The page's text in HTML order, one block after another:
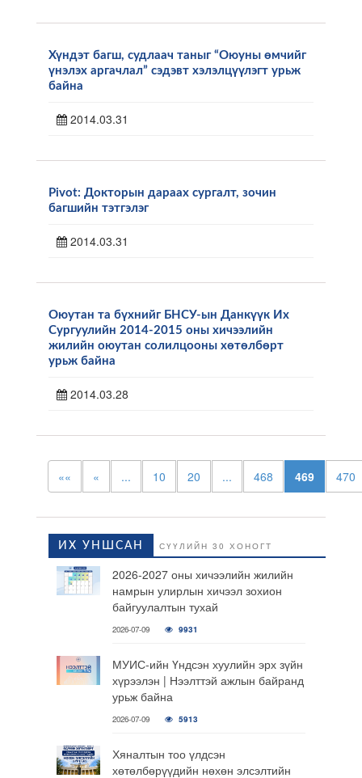
Хүндэт багш, судлаач таныг “Оюуны өмчийг
үнэлэх аргачлал” сэдэвт хэлэлцүүлэгт урьж
байна
2014.03.31
Pivot: Докторын дараах сургалт, зочин
багшийн тэтгэлэг
2014.03.31
Оюутан та бүхнийг БНСУ-ын Данкүүк Их
Сургуулийн 2014-2015 оны хичээлийн
жилийн оюутан солилцооны хөтөлбөрт
урьж байна
2014.03.28
«« « ... 10 20 ... 468 469 470
ИХ УНШСАН СҮҮЛИЙН 30 ХОНОГТ
2026-2027 оны хичээлийн жилийн
намрын улирлын хичээл зохион
байгуулалтын тухай
2026-07-09 9931
МУИС-ийн Үндсэн хуулийн эрх зүйн
хүрээлэн | Нээлттэй ажлын байранд
урьж байна
2026-07-09 5913
Хяналтын тоо үлдсэн
хөтөлбөрүүдийн нөхөн элсэлтийн